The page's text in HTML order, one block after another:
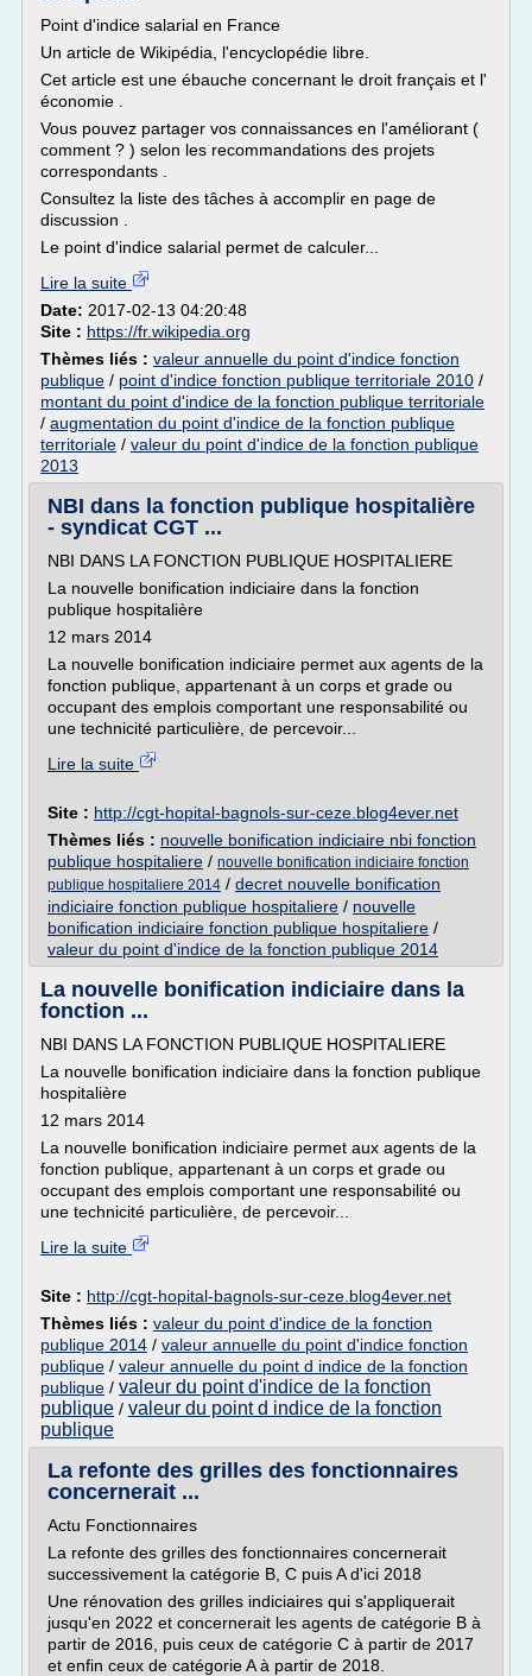
Point d'indice salarial en France
Un article de Wikipédia, l'encyclopédie libre.
Cet article est une ébauche concernant le droit français et l'
économie .
Vous pouvez partager vos connaissances en l'améliorant (
comment ? ) selon les recommandations des projets
correspondants .
Consultez la liste des tâches à accomplir en page de
discussion .
Le point d'indice salarial permet de calculer...
Lire la suite
Date: 2017-02-13 04:20:48
Site : https://fr.wikipedia.org
Thèmes liés : valeur annuelle du point d'indice fonction
publique / point d'indice fonction publique territoriale 2010 /
montant du point d'indice de la fonction publique territoriale
/ augmentation du point d'indice de la fonction publique
territoriale / valeur du point d'indice de la fonction publique
2013
NBI dans la fonction publique hospitalière
- syndicat CGT ...
NBI DANS LA FONCTION PUBLIQUE HOSPITALIERE
La nouvelle bonification indiciaire dans la fonction
publique hospitalière
12 mars 2014
La nouvelle bonification indiciaire permet aux agents de la
fonction publique, appartenant à un corps et grade ou
occupant des emplois comportant une responsabilité ou
une technicité particulière, de percevoir...
Lire la suite
Site : http://cgt-hopital-bagnols-sur-ceze.blog4ever.net
Thèmes liés : nouvelle bonification indiciaire nbi fonction
publique hospitaliere / nouvelle bonification indiciaire fonction
publique hospitaliere 2014 / decret nouvelle bonification
indiciaire fonction publique hospitaliere / nouvelle
bonification indiciaire fonction publique hospitaliere /
valeur du point d'indice de la fonction publique 2014
La nouvelle bonification indiciaire dans la
fonction ...
NBI DANS LA FONCTION PUBLIQUE HOSPITALIERE
La nouvelle bonification indiciaire dans la fonction publique
hospitalière
12 mars 2014
La nouvelle bonification indiciaire permet aux agents de la
fonction publique, appartenant à un corps et grade ou
occupant des emplois comportant une responsabilité ou
une technicité particulière, de percevoir...
Lire la suite
Site : http://cgt-hopital-bagnols-sur-ceze.blog4ever.net
Thèmes liés : valeur du point d'indice de la fonction
publique 2014 / valeur annuelle du point d'indice fonction
publique / valeur annuelle du point d indice de la fonction
publique / valeur du point d'indice de la fonction
publique / valeur du point d indice de la fonction
publique
La refonte des grilles des fonctionnaires
concernerait ...
Actu Fonctionnaires
La refonte des grilles des fonctionnaires concernerait
successivement la catégorie B, C puis A d'ici 2018
Une rénovation des grilles indiciaires qui s'appliquerait
jusqu'en 2022 et concernerait les agents de catégorie B à
partir de 2016, puis ceux de catégorie C à partir de 2017
et enfin ceux de catégorie A à partir de 2018.